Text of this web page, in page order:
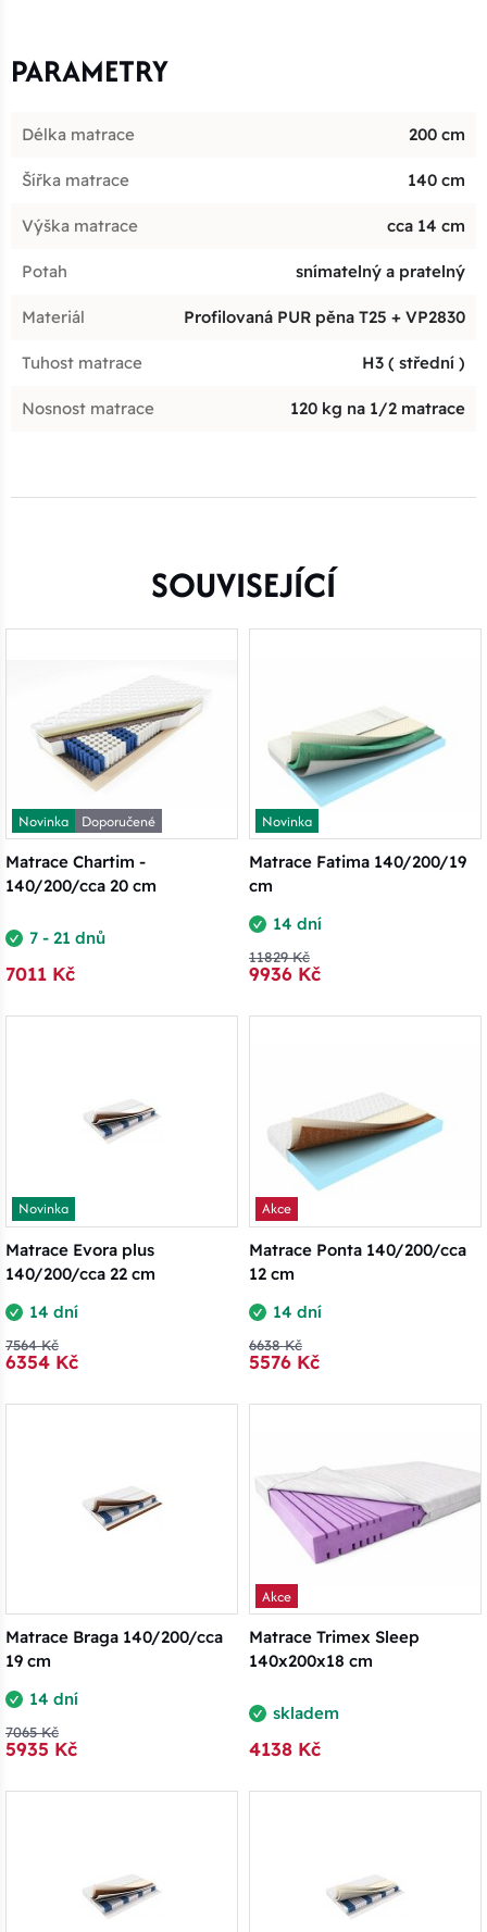
PARAMETRY
Délka matrace 200 cm
Šířka matrace 140 cm
Výška matrace cca 14 cm
Potah snímatelný a pratelný
Materiál Profilovaná PUR pěna T25 + VP2830
Tuhost matrace H3 ( střední )
Nosnost matrace 120 kg na 1/2 matrace
SOUVISEJÍCÍ
Novinka
Doporučené
Matrace Chartim -
140/200/cca 20 cm
7 - 21 dnů
7011 Kč
Novinka
Matrace Fatima 140/200/19
cm
14 dní
11829 Kč
9936 Kč
Novinka
Matrace Evora plus
140/200/cca 22 cm
14 dní
7564 Kč
6354 Kč
Akce
Matrace Ponta 140/200/cca
12 cm
14 dní
6638 Kč
5576 Kč
Matrace Braga 140/200/cca
19 cm
14 dní
7065 Kč
5935 Kč
Akce
Matrace Trimex Sleep
140x200x18 cm
skladem
4138 Kč